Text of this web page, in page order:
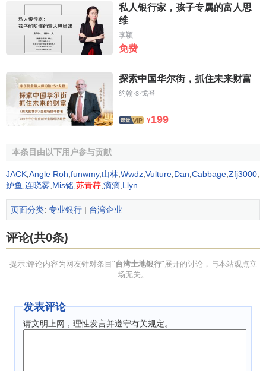
私人银行家，孩子专属的富人思
维
李颖
免费
探索中国华尔街，抓住未来财富
约翰·s·戈登
¥199
本条目由以下用户参与贡献
JACK Angle Roh funwmy, 山林 Wwdz Vulture Dan Cabbage Zfj3000
鲈鱼 连晓雾 Mis铭 苏青荇 滴滴 Llyn
页面分类: 专业银行 | 台湾企业
评论(共0条)
提示:评论内容为网友针对条目"台湾土地银行"展开的讨论，与本站观点立
场无关。
发表评论
请文明上网，理性发言并遵守有关规定。